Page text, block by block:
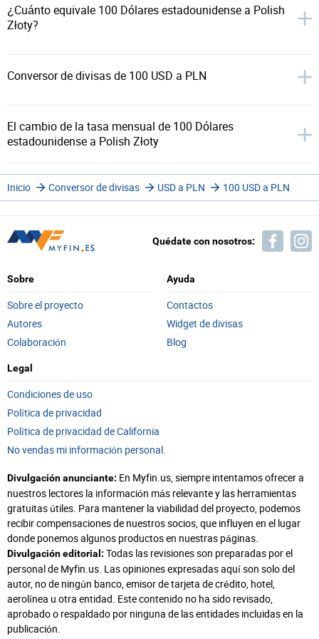
¿Cuánto equivale 100 Dólares estadounidense a Polish
Złoty?
Conversor de divisas de 100 USD a PLN
El cambio de la tasa mensual de 100 Dólares
estadounidense a Polish Złoty
Inicio Conversor de divisas USD a PLN 100 USD a PLN
Quédate con nosotros:
Sobre
Sobre el proyecto
Autores
Colaboración
Ayuda
Contactos
Widget de divisas
Blog
Legal
Condiciones de uso
Política de privacidad
Política de privacidad de California
No vendas mi información personal.
Divulgación anunciante: En Myfin.us, siempre intentamos ofrecer a
nuestros lectores la información más relevante y las herramientas
gratuitas útiles. Para mantener la viabilidad del proyecto, podemos
recibir compensaciones de nuestros socios, que influyen en el lugar
donde ponemos algunos productos en nuestras páginas.
Divulgación editorial: Todas las revisiones son preparadas por el
personal de Myfin.us. Las opiniones expresadas aquí son solo del
autor, no de ningún banco, emisor de tarjeta de crédito, hotel,
aerolínea u otra entidad. Este contenido no ha sido revisado,
aprobado o respaldado por ninguna de las entidades incluidas en la
publicación.